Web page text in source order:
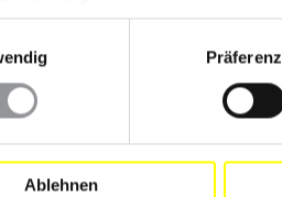
Ablehnen
unabhängige, unparteiische
die Verantwortlichen in
die Verhängung der
Personen, die Beschwerde
weder eingeschüchtert
sind und dass stattdessen
werden.